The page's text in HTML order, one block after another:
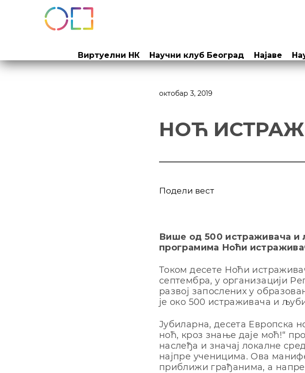
на
садржај
Виртуелни НК Научни клуб Београд Најаве
октобар 3, 2019
НОЋ
Подели вест
Више од 500 истраживача и
програмима Ноћи
Током десете Ноћи
септембра, у организацији
развој запослених у
је око 500 истраживача и
Јубиларна, десета Европска
ноћ, кроз знање даје моћ!“
наслеђа и значај локалне
најпре ученицима. Ова
приближи грађанима, а